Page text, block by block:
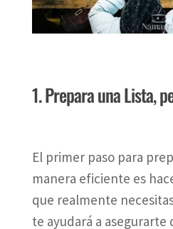
1. Prepara una Lista,
El primer paso para
manera eficiente es
que realmente
te ayudará a